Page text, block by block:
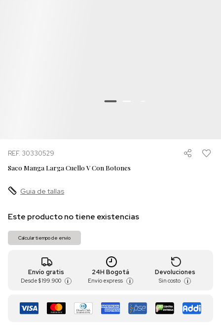
REF. 30330529
Saco Manga Larga Cuello V Con Botones
Guia de tallas
Este producto no tiene existencias
Calcular tiempo de envío
Envío gratis
Desde $ 199.900 i
24H Bogotá
Envío express i
Devoluciones
Sin costo i